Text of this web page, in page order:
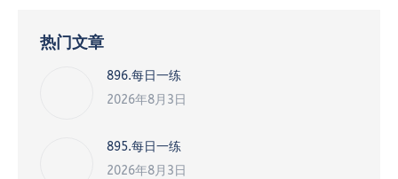
热门文章
896.每日一练
2026年8月3日
895.每日一练
2026年8月3日